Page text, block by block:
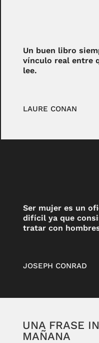
Un buen libro
vínculo real entre
lee.
LAURE CONAN
Ser mujer es un
difícil ya que
tratar con
JOSEPH CONRAD
UNA FRASE
MAÑANA